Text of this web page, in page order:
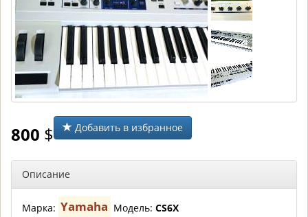
800 $ Добавить в избранное
Описание
Марка: Yamaha Модель: CS6X